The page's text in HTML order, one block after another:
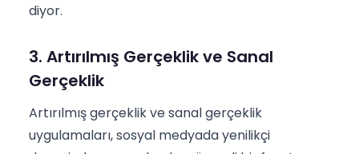
diyor.
3. Artırılmış Gerçeklik ve Sanal
Gerçeklik
Artırılmış gerçeklik ve sanal gerçeklik
uygulamaları, sosyal medyada yenilikçi